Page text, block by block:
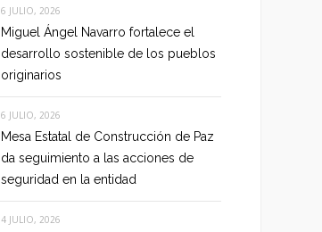
6 JULIO, 2026
Miguel Ángel Navarro fortalece el
desarrollo sostenible de los pueblos
originarios
6 JULIO, 2026
Mesa Estatal de Construcción de Paz
da seguimiento a las acciones de
seguridad en la entidad
4 JULIO, 2026